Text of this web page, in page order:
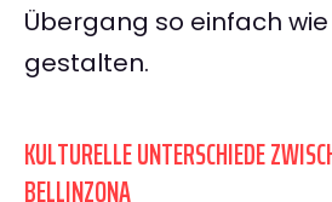
Übergang so einfach
gestalten.
KULTURELLE UNTERSCHIEDE